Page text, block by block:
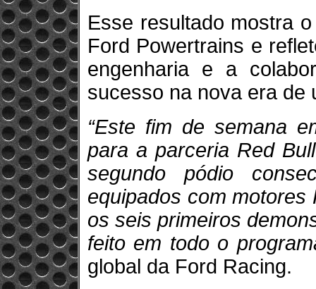
Esse resultado mostra
Ford Powertrains e
engenharia e a
sucesso na nova era de
“Este fim de semana
para a parceria Red
segundo pódio
equipados com motores
os seis primeiros
feito em todo o
global da Ford Racing.